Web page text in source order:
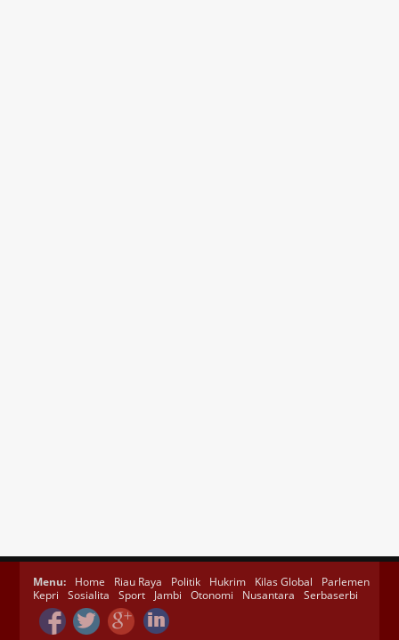
Menu: Home Riau Raya Politik Hukrim Kilas Global
Parlemen
Kepri
Sosialita Sport Jambi Otonomi Nusantara Serbaserbi